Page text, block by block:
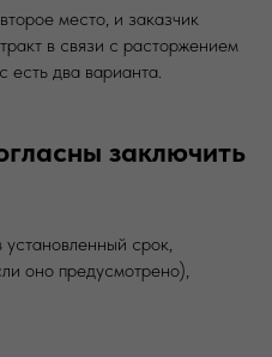
место, и заказчик
в связи с расторжением
есть два варианта.
заключить
установленный срок,
оно предусмотрено),